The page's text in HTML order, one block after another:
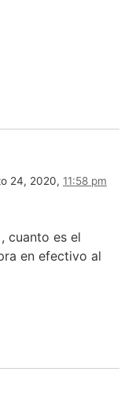
24, 2020, 11:58 pm
cuanto es el
en efectivo al